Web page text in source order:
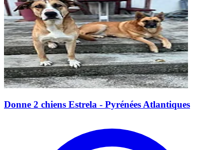
Donne 2 chiens Estrela - Pyrénées Atlantiques